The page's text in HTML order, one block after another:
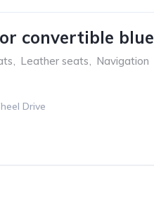
convertible blue
, Leather seats, Navigation
Drive